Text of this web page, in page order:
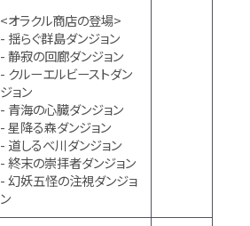
<オラクル商店の登場>
- 揺らぐ群島ダンジョン
- 静寂の回廊ダンジョン
- クルーエルビーストダン
ジョン
- 青海の心臓ダンジョン
- 星降る森ダンジョン
- 道しるべ川ダンジョン
- 終末の崇拝者ダンジョン
- 幻妖五怪の注視ダンジョ
ン